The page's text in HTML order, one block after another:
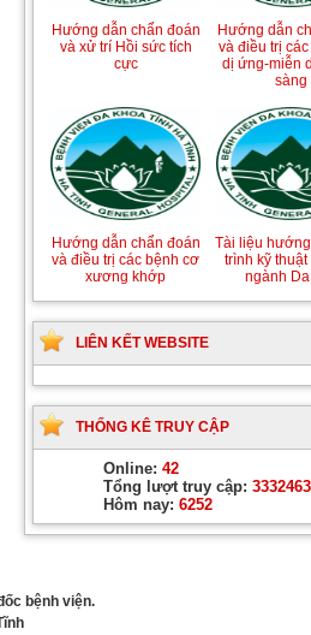
Hướng dẫn chẩn đoán
và xử trí Hồi sức tích
cực
Hướng dẫn
và điều trị
dị ứng-miễn
sàng
Hướng dẫn chẩn đoán
và điều trị các bệnh cơ
xương khớp
Tài liệu
trình kỹ thuật
ngành
LIÊN KẾT WEBSITE
THỐNG KÊ TRUY CẬP
Online: 42
Tổng lượt truy cập:
Hôm nay: 6252
bệnh viện.